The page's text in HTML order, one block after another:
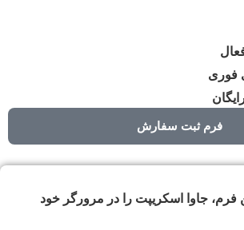
فوری
فرم ثبت سفارش
فرم، جاوا اسکریپت را در مرورگر خود